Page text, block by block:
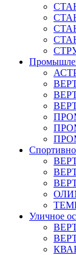
Уличное